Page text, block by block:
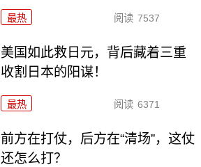
最热 阅读 7537
美国如此救日元，背后藏着三重
收割日本的阳谋！
最热 阅读 6371
前方在打仗，后方在“清场”，这仗
还怎么打？